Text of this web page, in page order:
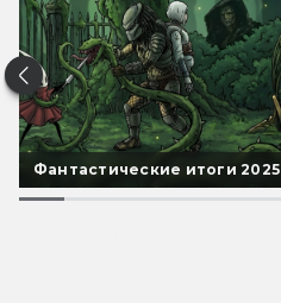
Фантастические итоги 2025